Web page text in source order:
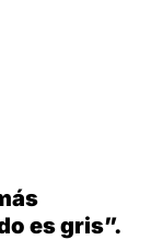
es gris”.